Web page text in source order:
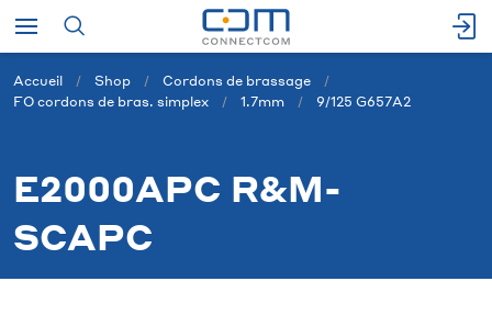
Accueil Shop
Cordons de brassage
FO cordons de bras. simplex
1.7mm 9/125 G657A2
E2000APC R&M-
SCAPC